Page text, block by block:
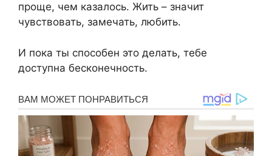
проще, чем казалось. Жить – значит
чувствовать, замечать, любить.
И пока ты способен это делать, тебе
доступна бесконечность.